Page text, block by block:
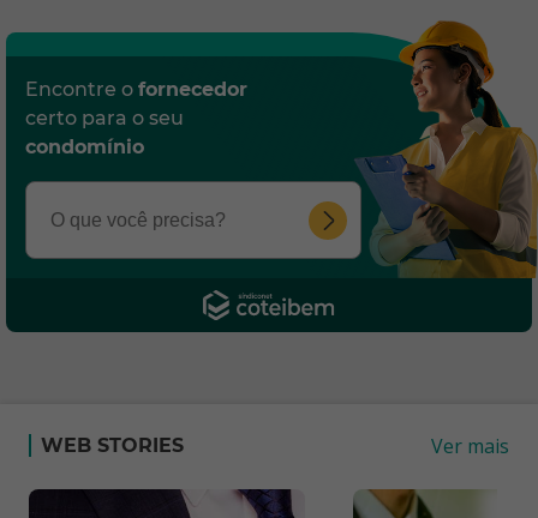
Encontre o fornecedor
certo para o seu
condomínio
WEB STORIES Ver mais